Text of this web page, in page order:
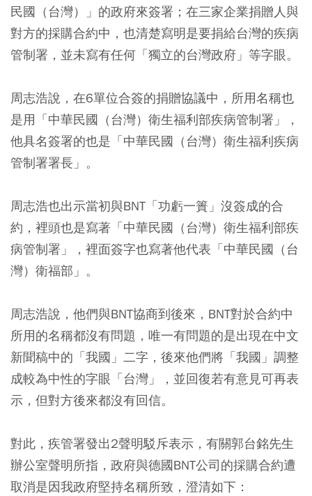
民國（台灣）」的政府來簽署；在三家企業捐贈人與
對方的採購合約中，也清楚寫明是要捐給台灣的疾病
管制署，並未寫有任何「獨立的台灣政府」等字眼。
周志浩說，在6單位合簽的捐贈協議中，所用名稱也
是用「中華民國（台灣）衛生福利部疾病管制署」，
他具名簽署的也是「中華民國（台灣）衛生福利疾病
管制署署長」。
周志浩也出示當初與BNT「功虧一簣」沒簽成的合
約，裡頭也是寫著「中華民國（台灣）衛生福利部疾
病管制署」，裡面簽字也寫著他代表「中華民國（台
灣）衛福部」。
周志浩說，他們與BNT協商到後來，BNT對於合約中
所用的名稱都沒有問題，唯一有問題的是出現在中文
新聞稿中的「我國」二字，後來他們將「我國」調整
成較為中性的字眼「台灣」，並回復若有意見可再表
示，但對方後來都沒有回信。
對此，疾管署發出2聲明駁斥表示，有關郭台銘先生
辦公室聲明所指，政府與德國BNT公司的採購合約遭
取消是因我政府堅持名稱所致，澄清如下：